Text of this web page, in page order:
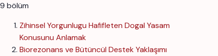
9 bölüm
Zihinsel Yorgunlugu Hafifleten Dogal Yasam
Konusunu Anlamak
Biorezonans ve Bütüncül Destek Yaklaşımı